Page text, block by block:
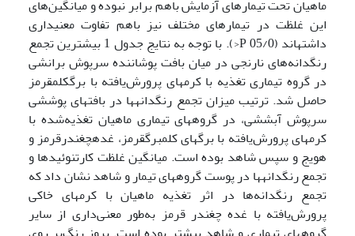
ماهیان تحت تیمارهای آزمایش باهم برابر نبوده و میانگین‌های
این غلظت در تیمارهای مختلف نیز باهم تفاوت معنی­داری
داشته­اند (05/0 P<). با توجه به نتایج جدول 1 بیشترین تجمع
رنگدانه‌های نارنجی در میان بافت پوشاننده سرپوش برانشی
در گروه تیماری تغذیه با کرمهای پرورش‌یافته با برگ­کلم­قرمز
حاصل شد. ترتیب میزان تجمع رنگدانه­ها در بافتهای پوششی
سرپوش آبششی، در گروههای تیماری ماهیان تغذیه‌شده با
کرمهای پرورش‌یافته با برگ­های کلم­برگ­قرمز، غده­چغندر­قرمز و
هویج و سپس شاهد بوده است. میانگین غلظت کارتنوئیدها و
تجمع رنگدانه­ها در پوست گروههای تیمار و شاهد نشان داد که
تجمع رنگدانه‌ها در اثر تغذیه ماهیان با کرمهای خاکی
پرورش‌یافته با غده چغندر قرمز به‌طور معنی‌داری از سایر